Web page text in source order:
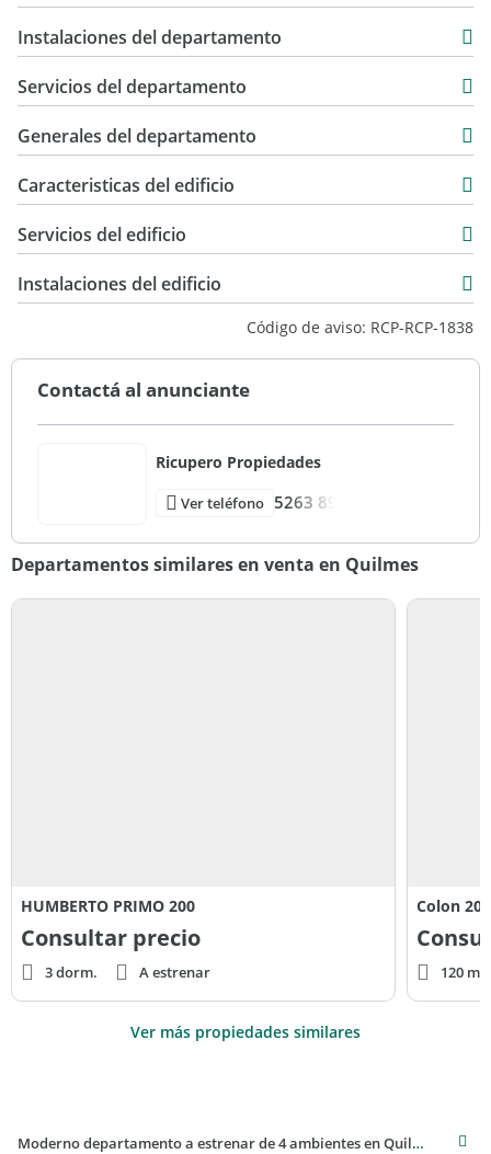
Instalaciones del departamento
Servicios del departamento
Generales del departamento
Caracteristicas del edificio
21
Servicios del edificio
Instalaciones del edificio
Código de aviso: RCP-RCP-1838
Contactá al anunciante
Ricupero Propiedades
Ver teléfono 5263 89
Departamentos similares en venta en Quilmes
HUMBERTO PRIMO 200
Consultar precio
3 dorm. A estrenar
Colon 200
120
Ver más propiedades similares
Moderno departamento a estrenar de 4 ambientes en Quilmes